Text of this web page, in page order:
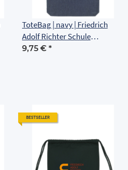
ToteBag | navy | Friedrich
Adolf Richter Schule
Rudolstadt
9,75 € *
BESTSELLER